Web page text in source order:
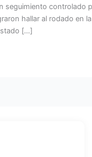
seguimiento controlado
hallar al rodado en
[…]